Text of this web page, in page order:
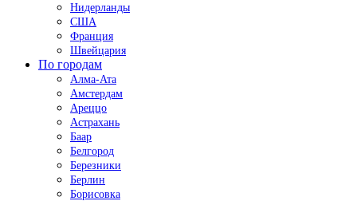
Нидерланды
США
Франция
Швейцария
По городам
Алма-Ата
Амстердам
Ареццо
Астрахань
Баар
Белгород
Березники
Берлин
Борисовка